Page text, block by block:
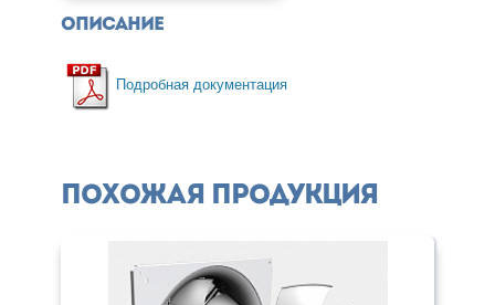
Описание
Подробная документация
Похожая продукция